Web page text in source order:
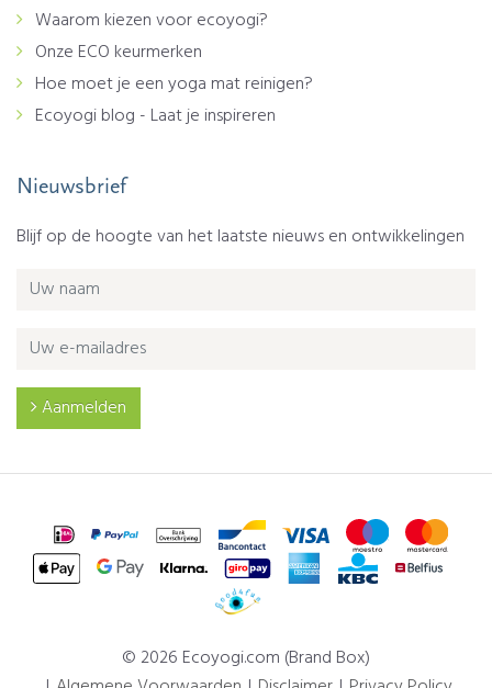
Waarom kiezen voor ecoyogi?
Onze ECO keurmerken
Hoe moet je een yoga mat reinigen?
Ecoyogi blog - Laat je inspireren
Nieuwsbrief
Blijf op de hoogte van het laatste nieuws en ontwikkelingen
Aanmelden
© 2026 Ecoyogi.com (Brand Box)